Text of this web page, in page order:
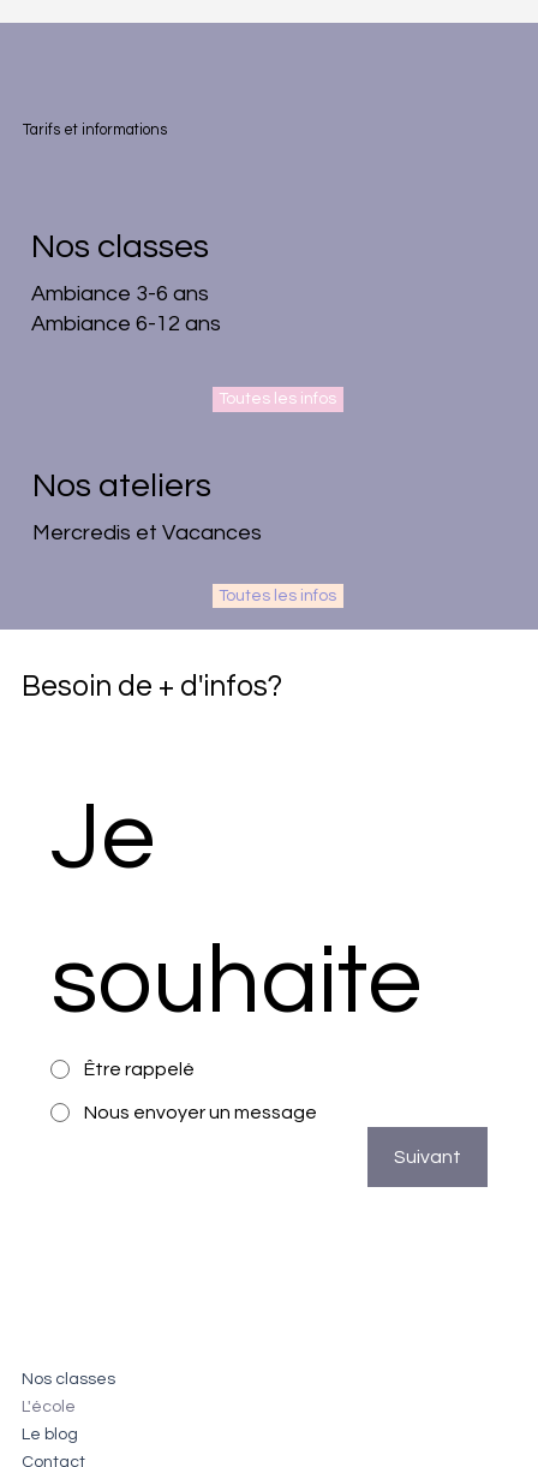
Tarifs et informations
Nos classes
Ambiance 3-6 ans
Ambiance 6-12 ans
Toutes les infos
Nos ateliers
Mercredis et Vacances
Toutes les infos
Besoin de + d'infos?
Je
souhaite
Être rappelé
Nous envoyer un message
Suivant
Nos classes
L'école
Le blog
Contact